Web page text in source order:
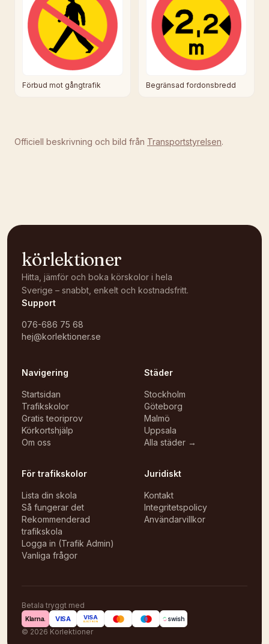
Förbud mot gångtrafik Begränsad fordonsbredd
Officiell beskrivning och bild från Transportstyrelsen.
körlektioner
Hitta, jämför och boka körskolor i hela
Sverige – snabbt, enkelt och kostnadsfritt.
Support
076-686 75 68
hej@korlektioner.se
Navigering
Startsidan
Trafikskolor
Gratis teoriprov
Körkortshjälp
Om oss
Städer
Stockholm
Göteborg
Malmö
Uppsala
Alla städer →
För trafikskolor
Lista din skola
Så fungerar det
Rekommenderad
trafikskola
Logga in (Trafik Admin)
Vanliga frågor
Juridiskt
Kontakt
Integritetspolicy
Användarvillkor
© 2026 Körlektioner
Betala tryggt med
Klarna. VISA VISA
ELECTRON swish